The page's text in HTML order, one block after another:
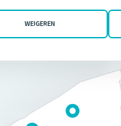
WEIGEREN